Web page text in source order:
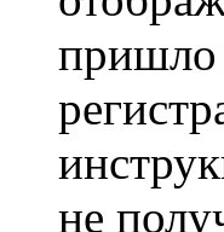
пришло
не